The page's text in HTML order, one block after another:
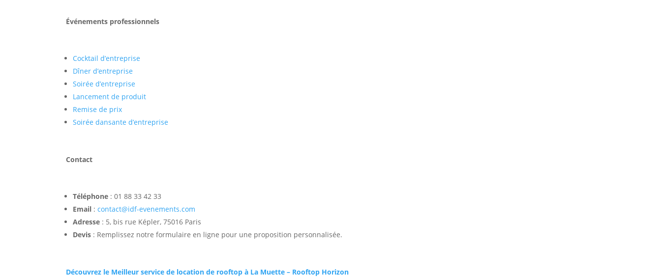
Événements professionnels
Cocktail d’entreprise
Dîner d’entreprise
Soirée d’entreprise
Lancement de produit
Remise de prix
Soirée dansante d’entreprise
Contact
Téléphone : 01 88 33 42 33
Email :contact@idf-evenements.com
Adresse : 5, bis rue Képler, 75016 Paris
Devis : Remplissez notre formulaire en ligne pour une proposition personnalisée.
Découvrez le Meilleur service de location de rooftop à La Muette – Rooftop Horizon